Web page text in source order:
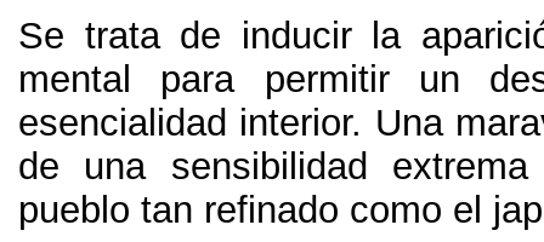
Se trata de inducir la
mental para permitir un
esencialidad interior. Una
de una sensibilidad
pueblo tan refinado como el